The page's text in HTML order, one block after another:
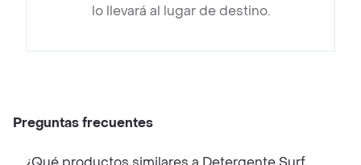
lo llevará al lugar de destino.
Preguntas frecuentes